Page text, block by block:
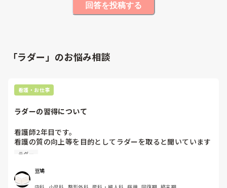
回答を投稿する
「ラダー」のお悩み相談
看護・お仕事
ラダーの習得について
看護師2年目です。
看護の質の向上等を目的としてラダーを取ると聞いています
が、ナラティブや評価表が進まなかったり、重大なインシデ
んでおります。
師長やプリセプターからは早めにラダーを取った方が良いと
ラダー
豆鳩